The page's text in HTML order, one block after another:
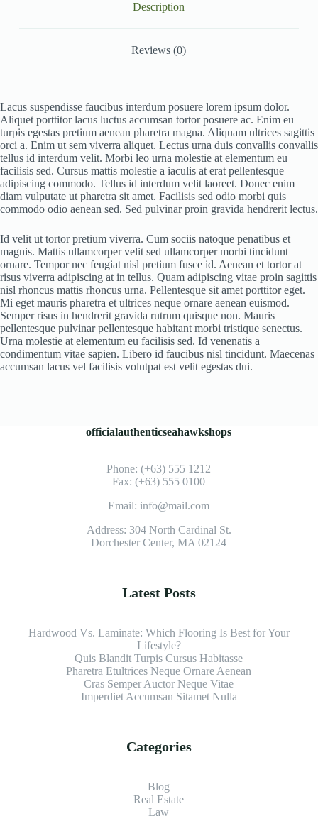
Description
Reviews (0)
Lacus suspendisse faucibus interdum posuere lorem ipsum dolor.
Aliquet porttitor lacus luctus accumsan tortor posuere ac. Enim eu
turpis egestas pretium aenean pharetra magna. Aliquam ultrices sagittis
orci a. Enim ut sem viverra aliquet. Lectus urna duis convallis convallis
tellus id interdum velit. Morbi leo urna molestie at elementum eu
facilisis sed. Cursus mattis molestie a iaculis at erat pellentesque
adipiscing commodo. Tellus id interdum velit laoreet. Donec enim
diam vulputate ut pharetra sit amet. Facilisis sed odio morbi quis
commodo odio aenean sed. Sed pulvinar proin gravida hendrerit lectus.
Id velit ut tortor pretium viverra. Cum sociis natoque penatibus et
magnis. Mattis ullamcorper velit sed ullamcorper morbi tincidunt
ornare. Tempor nec feugiat nisl pretium fusce id. Aenean et tortor at
risus viverra adipiscing at in tellus. Quam adipiscing vitae proin sagittis
nisl rhoncus mattis rhoncus urna. Pellentesque sit amet porttitor eget.
Mi eget mauris pharetra et ultrices neque ornare aenean euismod.
Semper risus in hendrerit gravida rutrum quisque non. Mauris
pellentesque pulvinar pellentesque habitant morbi tristique senectus.
Urna molestie at elementum eu facilisis sed. Id venenatis a
condimentum vitae sapien. Libero id faucibus nisl tincidunt. Maecenas
accumsan lacus vel facilisis volutpat est velit egestas dui.
officialauthenticseahawkshops
Phone: (+63) 555 1212
Fax: (+63) 555 0100
Email: info@mail.com
Address: 304 North Cardinal St.
Dorchester Center, MA 02124
Latest Posts
Hardwood Vs. Laminate: Which Flooring Is Best for Your
Lifestyle?
Quis Blandit Turpis Cursus Habitasse
Pharetra Etultrices Neque Ornare Aenean
Cras Semper Auctor Neque Vitae
Imperdiet Accumsan Sitamet Nulla
Categories
Blog
Real Estate
Law